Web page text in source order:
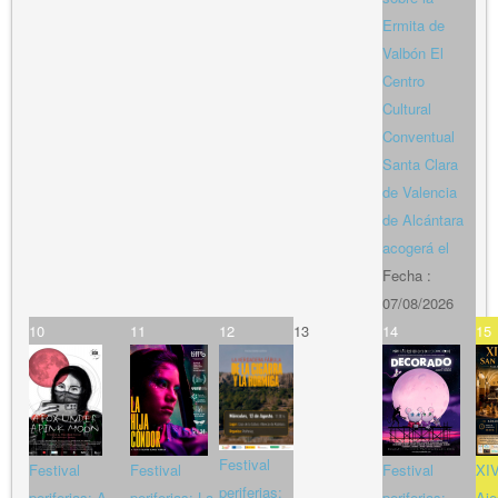
Ermita de
Valbón El
Centro
Cultural
Conventual
Santa Clara
de Valencia
de Alcántara
acogerá el
Fecha :
07/08/2026
10
Festival
11
Festival
12
Festival
periferias:
13 14
Festival
15